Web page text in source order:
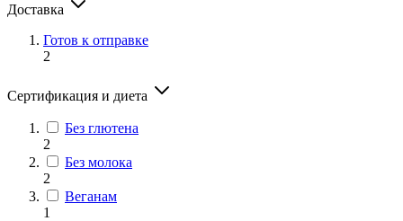
Доставка
Готов к отправке
2
Сертификация и диета
Без глютена
2
Без молока
2
Веганам
1